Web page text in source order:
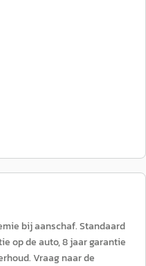
bij aanschaf. Standaard
op de auto, 8 jaar garantie
Vraag naar de